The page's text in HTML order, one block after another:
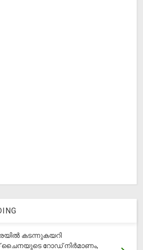
കടന്നുകയറി
ചൈനയുടെ റോഡ് നിർമാണം,